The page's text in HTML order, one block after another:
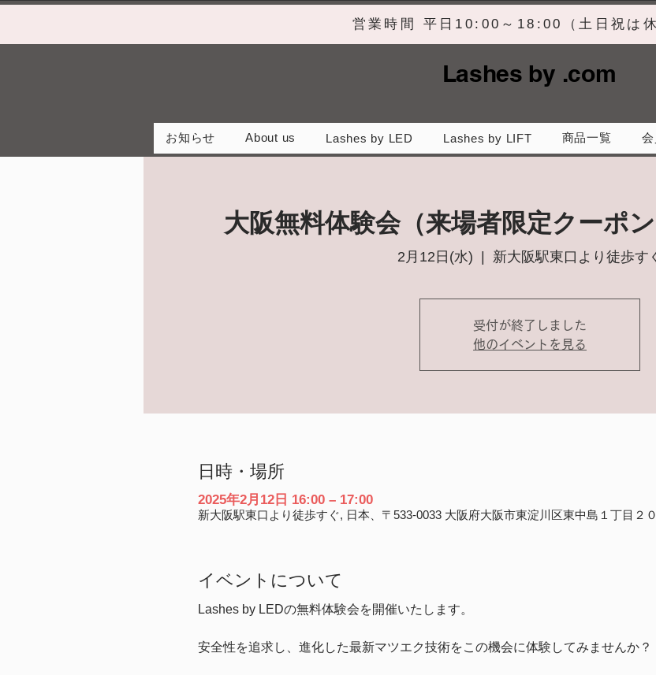
営業時間 平日10:00～18:00（土日祝は休
Lashes by .com
お知らせ About us Lashes by LED Lashes by LIFT 商品一覧
大阪無料体験会（来場者限定クーポ
2月12日(水)
  |
新大阪駅東口より徒歩す
受付が終了しました
他のイベントを見る
日時・場所
2025年2月12日 16:00 – 17:00
新大阪駅東口より徒歩すぐ, 日本、〒533-0033 大阪府大阪市東淀川区東中島１丁目２
イベントについて
Lashes by LEDの無料体験会を開催いたします。
安全性を追求し、進化した最新マツエク技術をこの機会に体験してみませんか？